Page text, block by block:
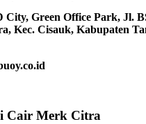
City, Green Office Park, Jl.
Kec. Cisauk, Kabupaten
Cair Merk Citra